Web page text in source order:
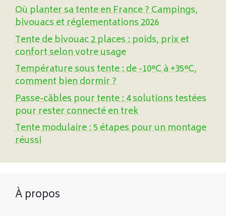
Où planter sa tente en France ? Campings,
bivouacs et réglementations 2026
Tente de bivouac 2 places : poids, prix et
confort selon votre usage
Température sous tente : de -10°C à +35°C,
comment bien dormir ?
Passe-câbles pour tente : 4 solutions testées
pour rester connecté en trek
Tente modulaire : 5 étapes pour un montage
réussi
À propos